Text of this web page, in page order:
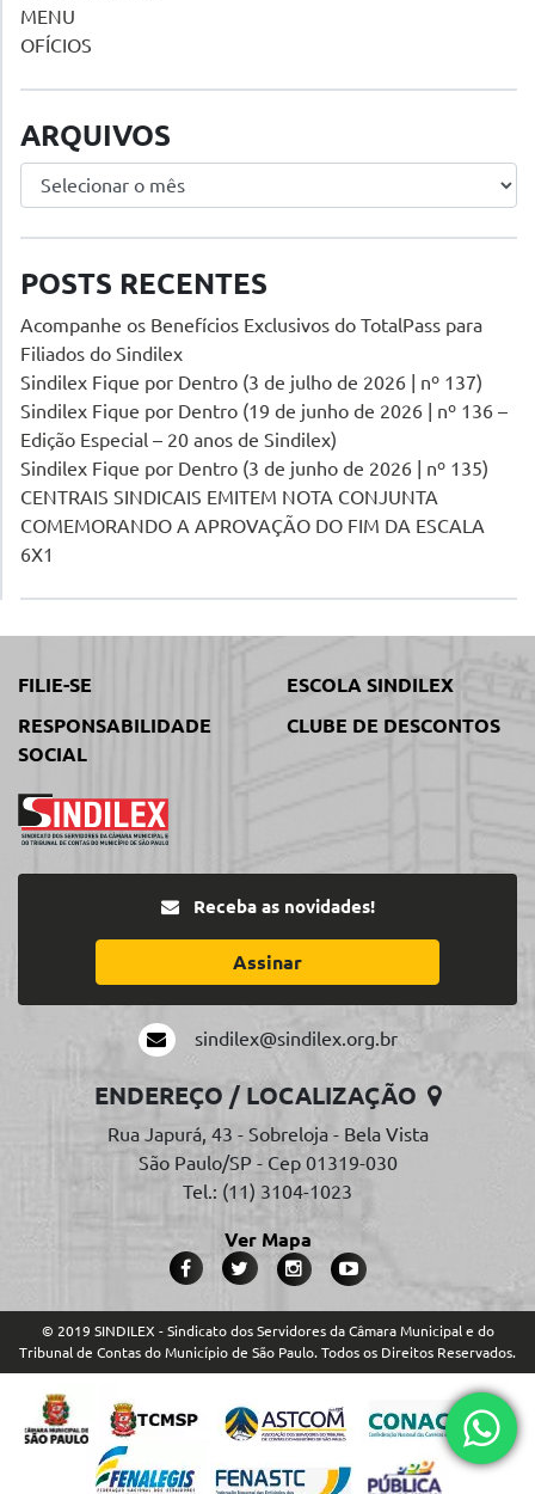
MENU
OFÍCIOS
ARQUIVOS
Arquivos
POSTS RECENTES
Acompanhe os Benefícios Exclusivos do TotalPass para
Filiados do Sindilex
Sindilex Fique por Dentro (3 de julho de 2026 | nº 137)
Sindilex Fique por Dentro (19 de junho de 2026 | nº 136 –
Edição Especial – 20 anos de Sindilex)
Sindilex Fique por Dentro (3 de junho de 2026 | nº 135)
CENTRAIS SINDICAIS EMITEM NOTA CONJUNTA
COMEMORANDO A APROVAÇÃO DO FIM DA ESCALA
6X1
FILIE-SE
ESCOLA SINDILEX
RESPONSABILIDADE
SOCIAL
CLUBE DE DESCONTOS
Receba as novidades!
Assinar
sindilex@sindilex.org.br
ENDEREÇO / LOCALIZAÇÃO
Rua Japurá, 43 - Sobreloja - Bela Vista
São Paulo/SP - Cep 01319-030
Tel.: (11) 3104-1023
Ver Mapa
© 2019 SINDILEX - Sindicato dos Servidores da Câmara Municipal e do
Tribunal de Contas do Município de São Paulo. Todos os Direitos Reservados.